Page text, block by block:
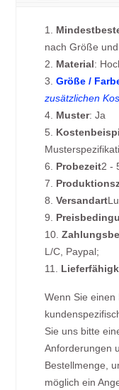
1.
nach Größe
2. Material:
3.Größe /
zusätzlichen
4. Muster: Ja
5.
6. Probezeit2 -
7.
8.Versandart
9.
10.
L/C, Paypal;
11.
Wenn Sie
Sie uns bitte
Anforderungen
Bestellmenge,
möglich ein